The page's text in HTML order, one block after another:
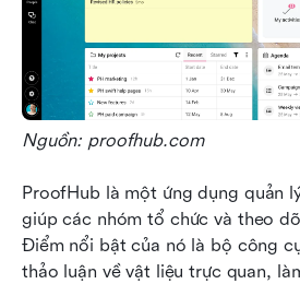
Nguồn: proofhub.com
ProofHub là một ứng dụng quản
giúp các nhóm tổ chức và theo
Điểm nổi bật của nó là bộ công
thảo luận về vật liệu trực quan,